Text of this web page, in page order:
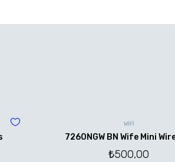
WİFİ
7260NGW BN Wife Mini
₺500,00